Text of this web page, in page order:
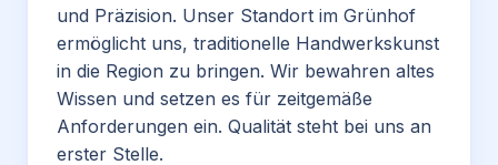
und Präzision. Unser Standort im Grünhof
ermöglicht uns, traditionelle Handwerkskunst
in die Region zu bringen. Wir bewahren altes
Wissen und setzen es für zeitgemäße
Anforderungen ein. Qualität steht bei uns an
erster Stelle.